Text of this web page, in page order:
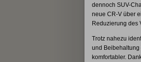
dennoch SUV-
neue CR-V über
Reduzierung des
Trotz nahezu
und Beibehaltung
komfortabler.